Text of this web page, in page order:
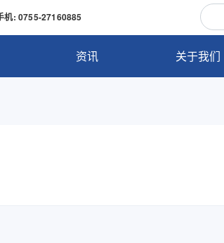
资讯 关于我们
机: 0755-27160885